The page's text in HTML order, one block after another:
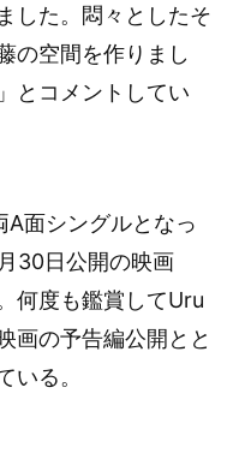
した。悶々としたそ
の空間を作りまし
とコメントしてい
面シングルとなっ
30日公開の映画
何度も鑑賞してUru
画の予告編公開とと
いる。